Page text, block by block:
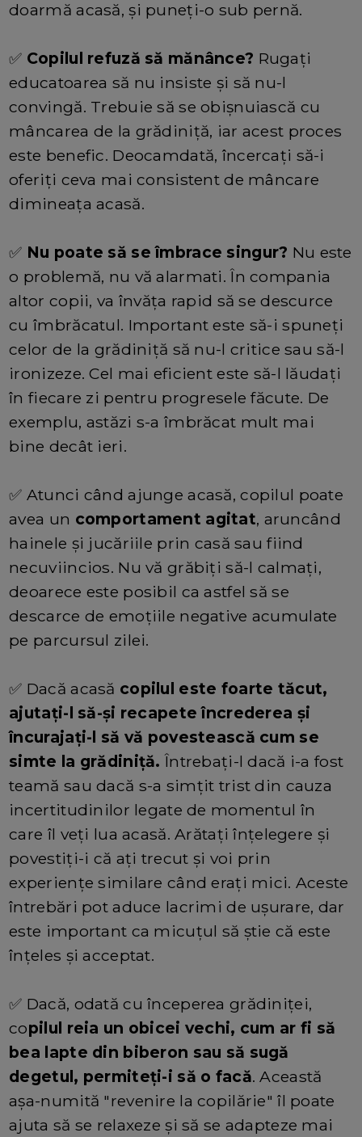
doarmă acasă, și puneți-o sub pernă.
✅ Copilul refuză să mănânce? Rugați
educatoarea să nu insiste și să nu-l
convingă. Trebuie să se obișnuiască cu
mâncarea de la grădiniță, iar acest proces
este benefic. Deocamdată, încercați să-i
oferiți ceva mai consistent de mâncare
dimineața acasă.
✅ Nu poate să se îmbrace singur? Nu este
o problemă, nu vă alarmati. În compania
altor copii, va învăța rapid să se descurce
cu îmbrăcatul. Important este să-i spuneți
celor de la grădiniță să nu-l critice sau să-l
ironizeze. Cel mai eficient este să-l lăudați
în fiecare zi pentru progresele făcute. De
exemplu, astăzi s-a îmbrăcat mult mai
bine decât ieri.
✅ Atunci când ajunge acasă, copilul poate
avea un comportament agitat, aruncând
hainele și jucăriile prin casă sau fiind
necuviincios. Nu vă grăbiți să-l calmați,
deoarece este posibil ca astfel să se
descarce de emoțiile negative acumulate
pe parcursul zilei.
✅ Dacă acasă copilul este foarte tăcut,
ajutați-l să-și recapete încrederea și
încurajați-l să vă povestească cum se
simte la grădiniță. Întrebați-l dacă i-a fost
teamă sau dacă s-a simțit trist din cauza
incertitudinilor legate de momentul în
care îl veți lua acasă. Arătați înțelegere și
povestiți-i că ați trecut și voi prin
experiențe similare când erați mici. Aceste
întrebări pot aduce lacrimi de ușurare, dar
este important ca micuțul să știe că este
înțeles și acceptat.
✅ Dacă, odată cu începerea grădiniței,
copilul reia un obicei vechi, cum ar fi să
bea lapte din biberon sau să sugă
degetul, permiteți-i să o facă. Această
așa-numită "revenire la copilărie" îl poate
ajuta să se relaxeze și să se adapteze mai